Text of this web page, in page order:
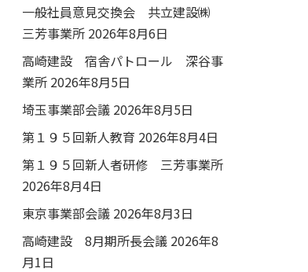
一般社員意見交換会 共立建設㈱
三芳事業所 2026年8月6日
高崎建設 宿舎パトロール 深谷事
業所 2026年8月5日
埼玉事業部会議 2026年8月5日
第１９５回新人教育 2026年8月4日
第１９５回新人者研修 三芳事業所
2026年8月4日
東京事業部会議 2026年8月3日
高崎建設 8月期所長会議 2026年8
月1日